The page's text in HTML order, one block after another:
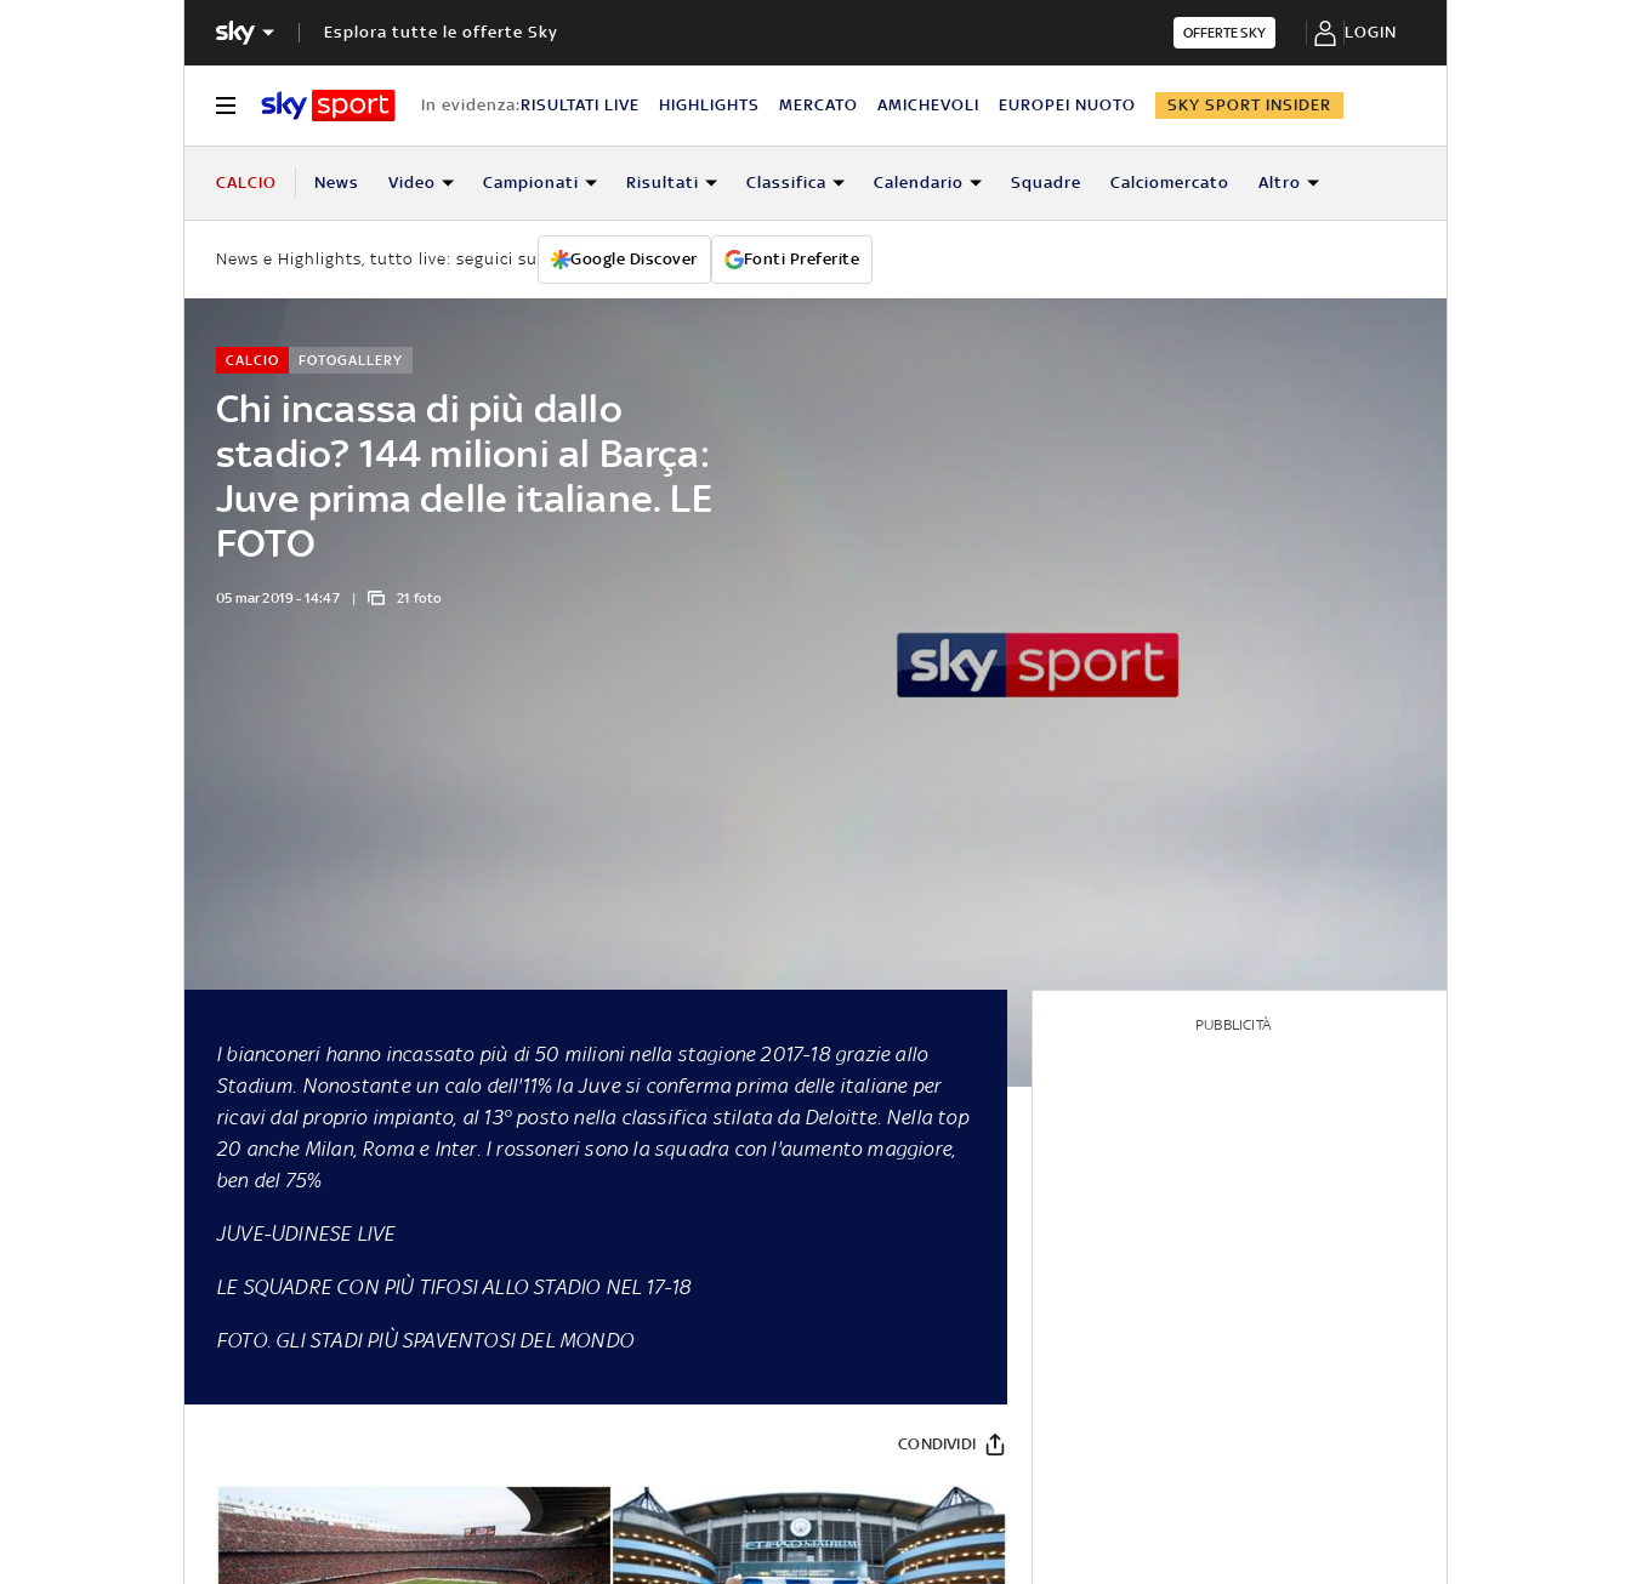
Esplora tutte le offerte Sky OFFERTE SKY LOGIN
In evidenza:RISULTATI LIVE HIGHLIGHTS MERCATO AMICHEVOLI EUROPEI NUOTO SKY SPORT INSIDER
CALCIO News Video Campionati Risultati Classifica Calendario Squadre Calciomercato Altro
News e Highlights, tutto live: seguici su Google Discover Fonti Preferite
Chi incassa di più dallo
stadio? 144 milioni al Barça:
Juve prima delle italiane. LE
FOTO
CALCIO FOTOGALLERY
05 mar 2019 - 14:47 21 foto
I bianconeri hanno incassato più di 50 milioni nella stagione 2017-18 grazie allo
Stadium. Nonostante un calo dell'11% la Juve si conferma prima delle italiane per
ricavi dal proprio impianto, al 13° posto nella classifica stilata da Deloitte. Nella top
20 anche Milan, Roma e Inter. I rossoneri sono la squadra con l'aumento maggiore,
ben del 75%
JUVE-UDINESE LIVE
LE SQUADRE CON PIÙ TIFOSI ALLO STADIO NEL 17-18
FOTO. GLI STADI PIÙ SPAVENTOSI DEL MONDO
CONDIVIDI
PUBBLICITÀ